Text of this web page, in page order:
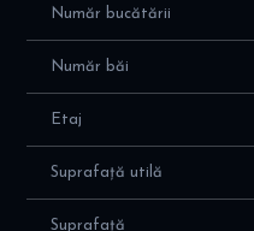
Număr bucătării
Număr băi
Etaj
Suprafață utilă
Suprafață